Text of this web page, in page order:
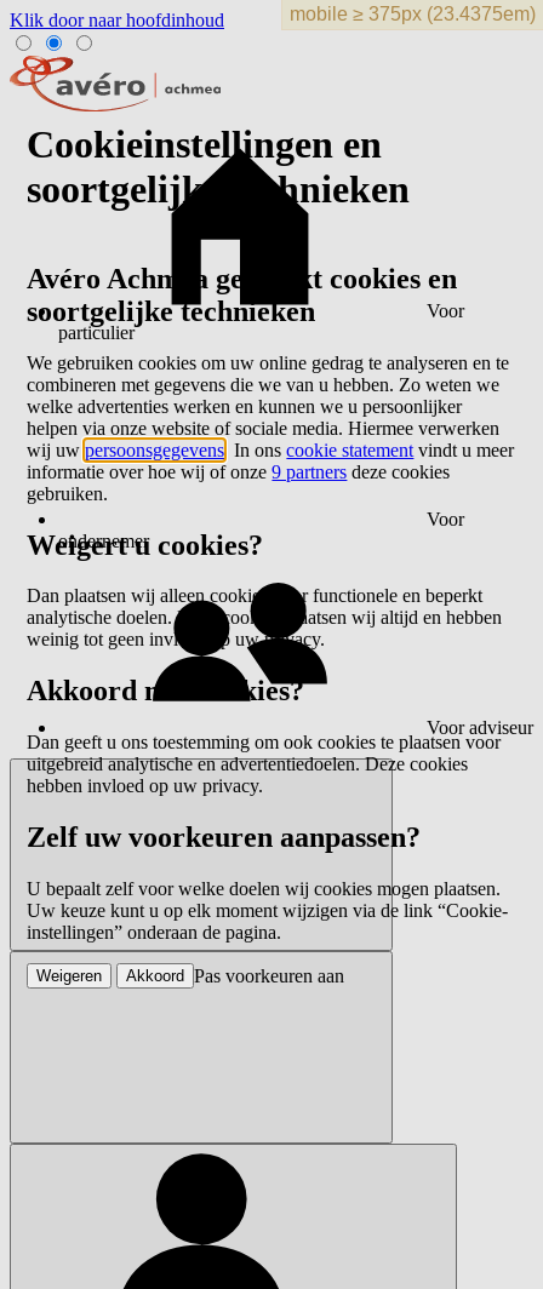
Klik door naar hoofdinhoud
Voor
particulier
Voor
ondernemer
Voor adviseur
Cookieinstellingen en
soortgelijke technieken
Avéro Achmea gebruikt cookies en
soortgelijke technieken
We gebruiken cookies om uw online gedrag te analyseren en te
combineren met gegevens die we van u hebben. Zo weten we
welke advertenties werken en kunnen we u persoonlijker
helpen via onze website of sociale media. Hiermee verwerken
wij uwpersoonsgegevens . In onscookie statement vindt u meer
informatie over hoe wij of onze9 partners deze cookies
gebruiken.
Weigert u cookies?
Dan plaatsen wij alleen cookies voor functionele en beperkt
analytische doelen. Deze cookies plaatsen wij altijd en hebben
weinig tot geen invloed op uw privacy.
Akkoord met cookies?
Dan geeft u ons toestemming om ook cookies te plaatsen voor
uitgebreid analytische en advertentiedoelen. Deze cookies
hebben invloed op uw privacy.
Zelf uw voorkeuren aanpassen?
U bepaalt zelf voor welke doelen wij cookies mogen plaatsen.
Uw keuze kunt u op elk moment wijzigen via de link “Cookie-
instellingen” onderaan de pagina.
Pas voorkeuren aan
Weigeren Akkoord